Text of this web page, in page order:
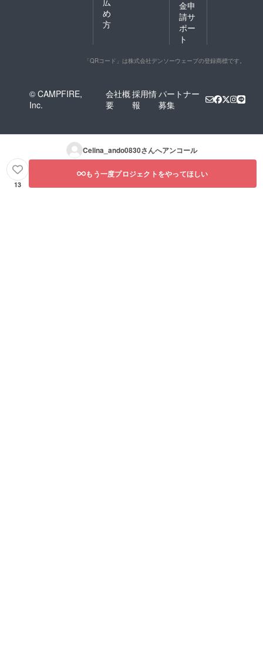
め
方
金申
請サ
ポー
ト
「QRコード」は株式会社デンソーウェーブの登録商標です。
© CAMPFIRE,
Inc.
会社概
要
採用情
報
パートナー
募集
Celina_ando0830さんへアンコール
13
もう一度プロジェクトをやってほしい